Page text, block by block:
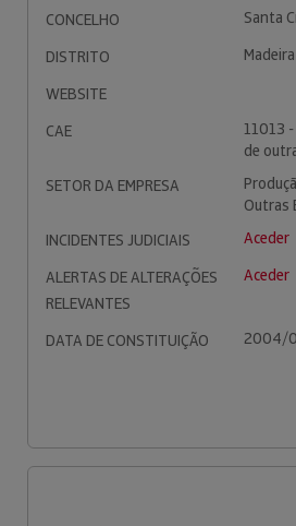
CONCELHO
Santa
DISTRITO
Madeira
WEBSITE
CAE
11013
de
SETOR DA EMPRESA
Outras
INCIDENTES JUDICIAIS
Aceder
ALERTAS DE ALTERAÇÕES
RELEVANTES
Aceder
DATA DE CONSTITUIÇÃO 2004/